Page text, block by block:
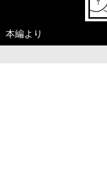
本編より